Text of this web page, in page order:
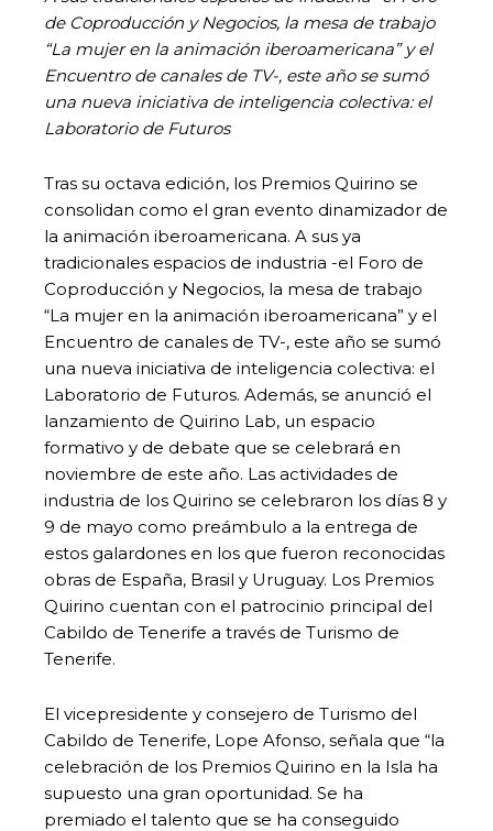
de Coproducción y Negocios, la mesa de trabajo
“La mujer en la animación iberoamericana” y el
Encuentro de canales de TV-, este año se sumó
una nueva iniciativa de inteligencia colectiva: el
Laboratorio de Futuros
Tras su octava edición, los Premios Quirino se
consolidan como el gran evento dinamizador de
la animación iberoamericana. A sus ya
tradicionales espacios de industria -el Foro de
Coproducción y Negocios, la mesa de trabajo
“La mujer en la animación iberoamericana” y el
Encuentro de canales de TV-, este año se sumó
una nueva iniciativa de inteligencia colectiva: el
Laboratorio de Futuros. Además, se anunció el
lanzamiento de Quirino Lab, un espacio
formativo y de debate que se celebrará en
noviembre de este año. Las actividades de
industria de los Quirino se celebraron los días 8 y
9 de mayo como preámbulo a la entrega de
estos galardones en los que fueron reconocidas
obras de España, Brasil y Uruguay. Los Premios
Quirino cuentan con el patrocinio principal del
Cabildo de Tenerife a través de Turismo de
Tenerife.
El vicepresidente y consejero de Turismo del
Cabildo de Tenerife, Lope Afonso, señala que “la
celebración de los Premios Quirino en la Isla ha
supuesto una gran oportunidad. Se ha
premiado el talento que se ha conseguido